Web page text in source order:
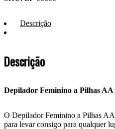
Descrição
Descrição
Depilador Feminino a Pilhas
O Depilador Feminino a Pilhas
para levar consigo para qualquer